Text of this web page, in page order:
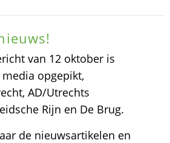
van 12 oktober is
opgepikt,
AD/Utrechts
Rijn en De Brug.
de nieuwsartikelen en